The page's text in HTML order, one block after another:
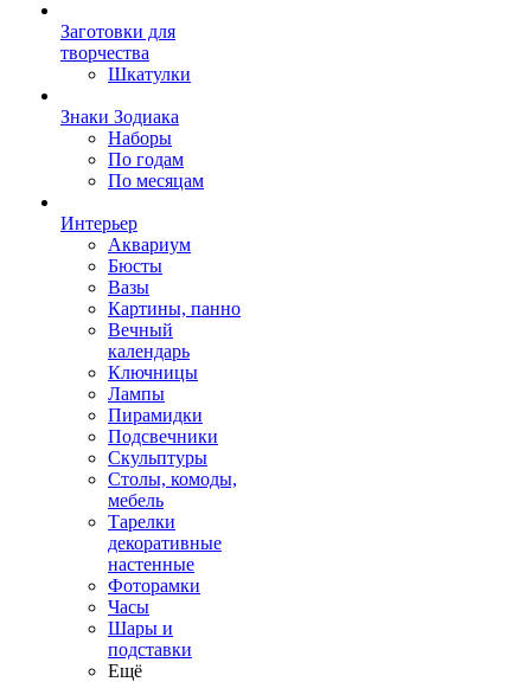
Заготовки для
творчества
Шкатулки
Знаки Зодиака
Наборы
По годам
По месяцам
Интерьер
Аквариум
Бюсты
Вазы
Картины, панно
Вечный
календарь
Ключницы
Лампы
Пирамидки
Подсвечники
Скульптуры
Столы, комоды,
мебель
Тарелки
декоративные
настенные
Фоторамки
Часы
Шары и
подставки
Ещё